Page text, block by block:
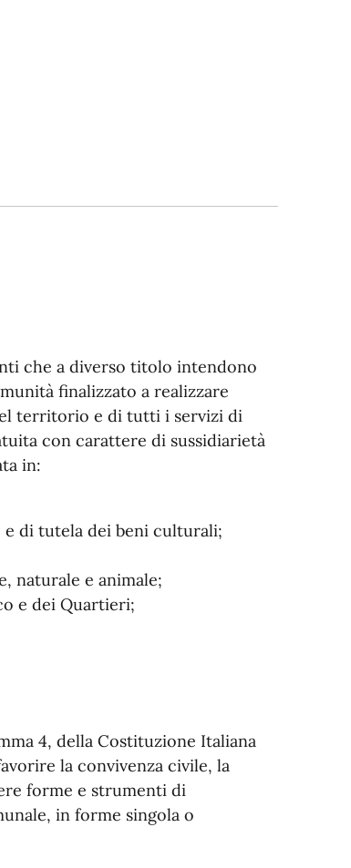
che a diverso titolo intendono
finalizzato a realizzare
territorio e di tutti i servizi di
con carattere di sussidiarietà
in:
di tutela dei beni culturali;
e animale;
e dei Quartieri;
4, della Costituzione Italiana
la convivenza civile, la
forme e strumenti di
in forme singola o